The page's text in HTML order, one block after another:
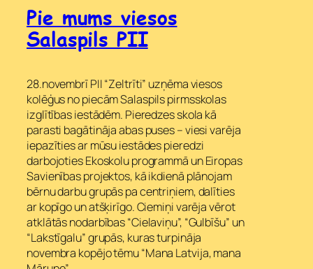
Pie mums viesos
Salaspils PII
28.novembrī PII “Zeltrīti” uzņēma viesos
kolēģus no piecām Salaspils pirmsskolas
izglītības iestādēm. Pieredzes skola kā
parasti bagātināja abas puses – viesi varēja
iepazīties ar mūsu iestādes pieredzi
darbojoties Ekoskolu programmā un Eiropas
Savienības projektos, kā ikdienā plānojam
bērnu darbu grupās pa centriņiem, dalīties
ar kopīgo un atšķirīgo. Ciemiņi varēja vērot
atklātās nodarbības “Cielaviņu”, “Gulbīšu” un
“Lakstīgalu” grupās, kuras turpināja
novembra kopējo tēmu “Mana Latvija, mana